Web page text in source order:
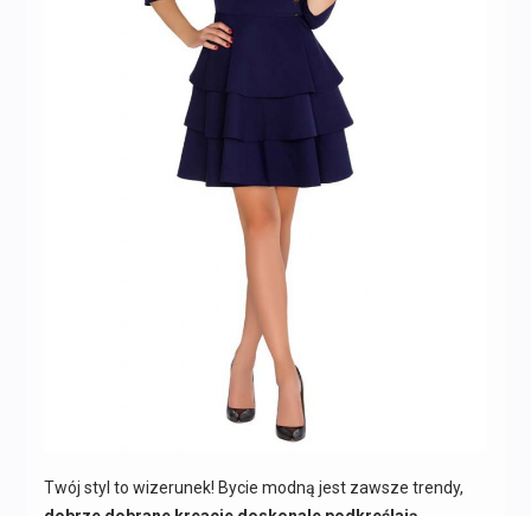
Twój styl to wizerunek! Bycie modną jest zawsze trendy,